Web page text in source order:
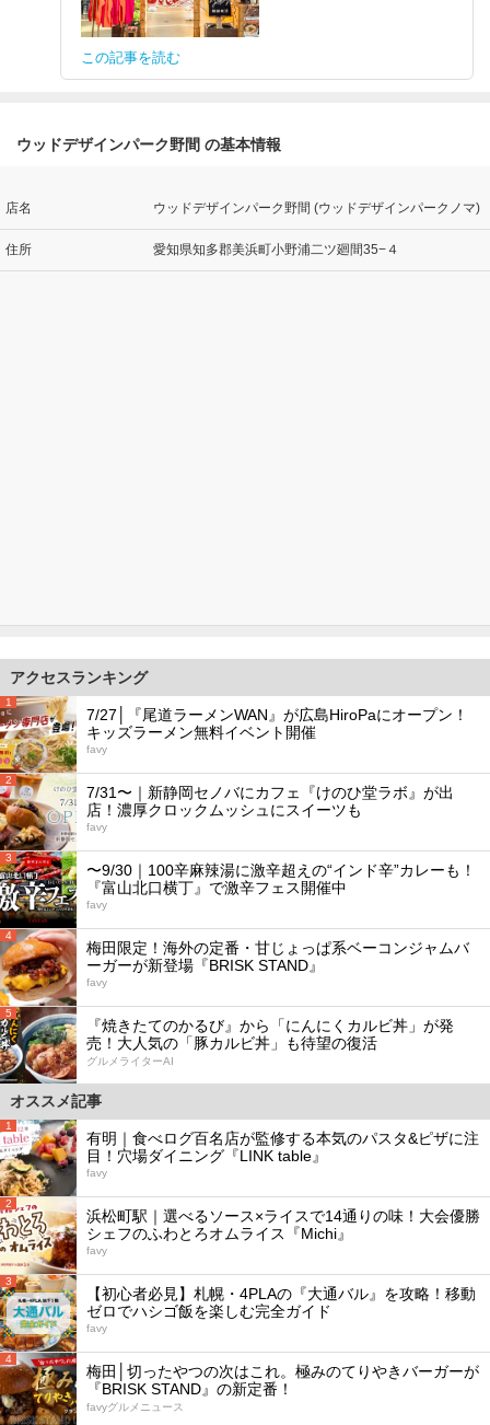
この記事を読む
ウッドデザインパーク野間 の基本情報
店名 ウッドデザインパーク野間 (ウッドデザインパークノマ)
住所 愛知県知多郡美浜町小野浦二ツ廻間35−４
アクセスランキング
1
7/27│『尾道ラーメンWAN』が広島HiroPaにオープン！
キッズラーメン無料イベント開催
favy
2
7/31〜｜新静岡セノバにカフェ『けのひ堂ラボ』が出
店！濃厚クロックムッシュにスイーツも
favy
3
〜9/30｜100辛麻辣湯に激辛超えの“インド辛”カレーも！
『富山北口横丁』で激辛フェス開催中
favy
4
梅田限定！海外の定番・甘じょっぱ系ベーコンジャムバ
ーガーが新登場『BRISK STAND』
favy
5
『焼きたてのかるび』から「にんにくカルビ丼」が発
売！大人気の「豚カルビ丼」も待望の復活
グルメライターAI
オススメ記事
1
有明｜食べログ百名店が監修する本気のパスタ&ピザに注
目！穴場ダイニング『LINK table』
favy
2
浜松町駅｜選べるソース×ライスで14通りの味！大会優勝
シェフのふわとろオムライス『Michi』
favy
3
【初心者必見】札幌・4PLAの『大通バル』を攻略！移動
ゼロでハシゴ飯を楽しむ完全ガイド
favy
4
梅田│切ったやつの次はこれ。極みのてりやきバーガーが
『BRISK STAND』の新定番！
favyグルメニュース